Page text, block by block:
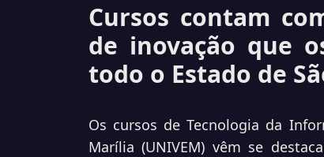
Cursos contam
de inovação que
todo o Estado de
Os cursos de Tecnologia da
Marília (UNIVEM) vêm se